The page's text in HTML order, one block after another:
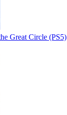
Great Circle (PS5)